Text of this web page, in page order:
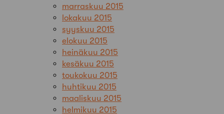
marraskuu 2015
lokakuu 2015
syyskuu 2015
elokuu 2015
heinäkuu 2015
kesäkuu 2015
toukokuu 2015
huhtikuu 2015
maaliskuu 2015
helmikuu 2015